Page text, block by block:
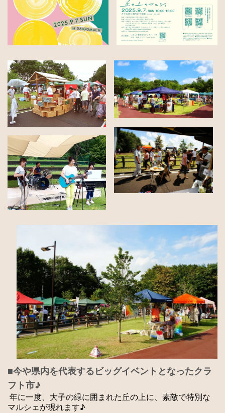
■今や県内を代表するビッグイベントとなったクラ
フト市♪
年に一度、大子の緑に囲まれた丘の上に、素敵で特別な
マルシェが現れます♪